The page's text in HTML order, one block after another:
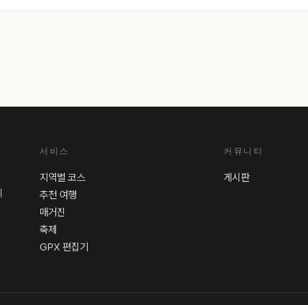
서비스
지역별 코스
추천 여행
매거진
축제
GPX 편집기
커뮤니티
게시판